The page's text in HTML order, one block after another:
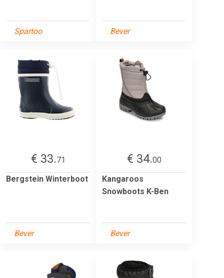
Spartoo Bever
€ 33.71
Bergstein Winterboot
Bever
€ 34.00
Kangaroos
Snowboots K-Ben
Bever